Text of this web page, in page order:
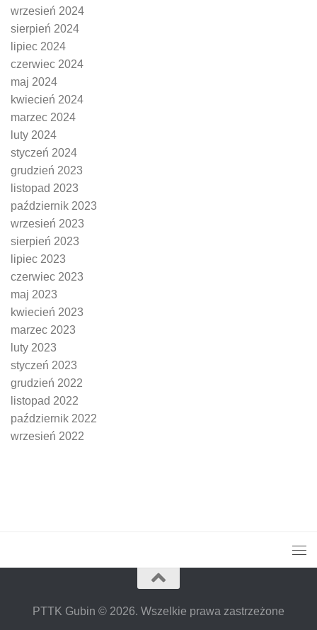
wrzesień 2024
sierpień 2024
lipiec 2024
czerwiec 2024
maj 2024
kwiecień 2024
marzec 2024
luty 2024
styczeń 2024
grudzień 2023
listopad 2023
październik 2023
wrzesień 2023
sierpień 2023
lipiec 2023
czerwiec 2023
maj 2023
kwiecień 2023
marzec 2023
luty 2023
styczeń 2023
grudzień 2022
listopad 2022
październik 2022
wrzesień 2022
PTTK Gubin © 2026. Wszelkie prawa zastrzeżone